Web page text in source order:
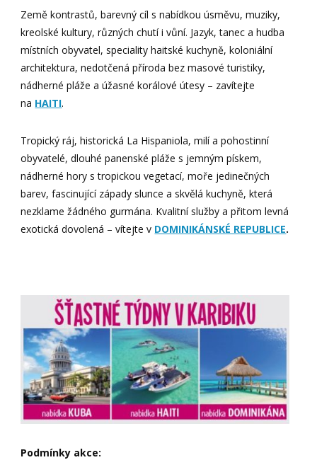
Země kontrastů, barevný cíl s nabídkou úsměvu, muziky,
kreolské kultury, různých chutí i vůní. Jazyk, tanec a hudba
místních obyvatel, speciality haitské kuchyně, koloniální
architektura, nedotčená příroda bez masové turistiky,
nádherné pláže a úžasné korálové útesy – zavítejte
na HAITI.
Tropický ráj, historická La Hispaniola, milí a pohostinní
obyvatelé, dlouhé panenské pláže s jemným pískem,
nádherné hory s tropickou vegetací, moře jedinečných
barev, fascinující západy slunce a skvělá kuchyně, která
nezklame žádného gurmána. Kvalitní služby a přitom levná
exotická dovolená – vítejte v DOMINIKÁNSKÉ REPUBLICE.
Podmínky akce: